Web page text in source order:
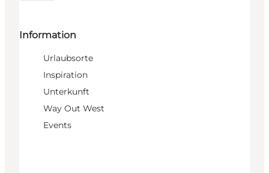
Information
Urlaubsorte
Inspiration
Unterkunft
Way Out West
Events